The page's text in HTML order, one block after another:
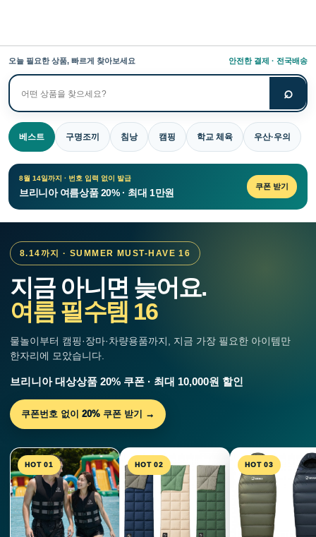
오늘 필요한 상품, 빠르게 찾아보세요 안전한 결제 · 전국배송
상
품
검
색
⌕
베스트 구명조끼 침낭 캠핑 학교 체육 우산·우의
8월 14일까지 · 번호 입력 없이 발급
브리니아 여름상품 20% · 최대 1만원
쿠폰 받기
8.14까지 · SUMMER MUST-HAVE 16
지금 아니면 늦어요.
여름 필수템 16
물놀이부터 캠핑·장마·차량용품까지, 지금 가장 필요한 아이템만
한자리에 모았습니다.
브리니아 대상상품 20% 쿠폰 · 최대 10,000원 할인
쿠폰번호 없이 20% 쿠폰 받기 →
HOT 01 HOT 02 HOT 03